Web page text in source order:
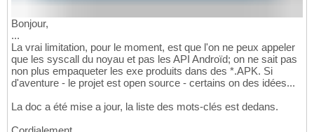
Bonjour,
...
La vrai limitation, pour le moment, est que l'on ne peux appeler
que les syscall du noyau et pas les API Androïd; on ne sait pas
non plus empaqueter les exe produits dans des *.APK. Si
d'aventure - le projet est open source - certains on des idées...
La doc a été mise a jour, la liste des mots-clés est dedans.